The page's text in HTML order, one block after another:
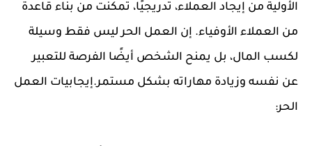
الأولية من إيجاد العملاء، تدريجيًا، تمكنت من بناء قاعدة
من العملاء الأوفياء. إن العمل الحر ليس فقط وسيلة
لكسب المال، بل يمنح الشخص أيضًا الفرصة للتعبير
عن نفسه وزيادة مهاراته بشكل مستمر.إيجابيات العمل
الحر: